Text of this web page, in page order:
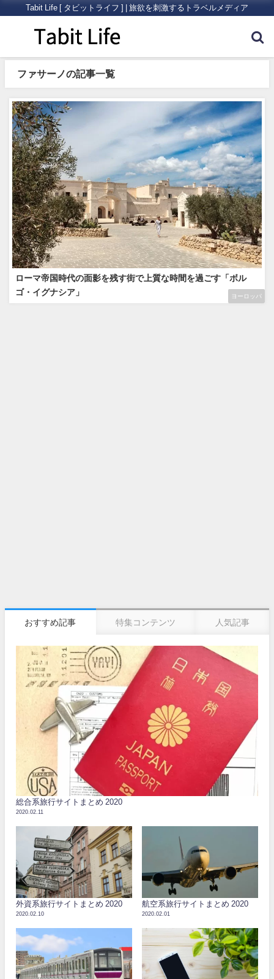
Tabit Life [ タビットライフ ] | 旅欲を刺激するトラベルメディア
ファサーノの記事一覧
ヨーロッパ
ローマ帝国時代の面影を残す街で上質な時間を過ごす「ボル
ゴ・イグナシア」
おすすめ記事 特集コンテンツ 人気記事
総合系旅行サイトまとめ 2020
2020.02.11
外資系旅行サイトまとめ 2020
2020.02.10
航空系旅行サイトまとめ 2020
2020.02.01